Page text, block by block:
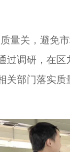
关，避免市
过调研，在
关部门落实